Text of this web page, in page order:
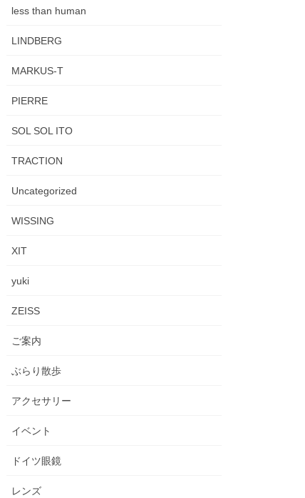
less than human
LINDBERG
MARKUS-T
PIERRE
SOL SOL ITO
TRACTION
Uncategorized
WISSING
XIT
yuki
ZEISS
ご案内
ぶらり散歩
アクセサリー
イベント
ドイツ眼鏡
レンズ